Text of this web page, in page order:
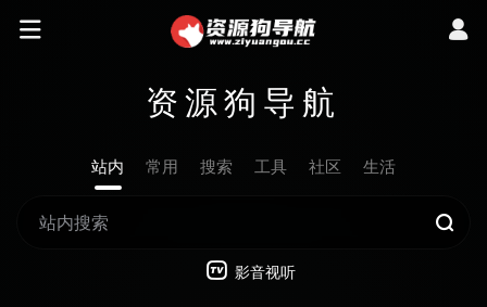
资源狗导航
站内 常用 搜索 工具 社区 生活
影音视听